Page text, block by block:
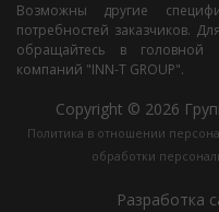
Возможны другие
потребностей заказчиков.
обращайтесь в
компаний "INN-T GROUP".
Copyright © 2026
Политика в отношении
обработки
Разработка